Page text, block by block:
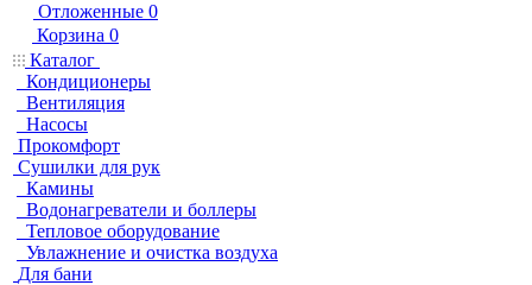
Отложенные 0
Корзина 0
Каталог
Кондиционеры
Вентиляция
Насосы
Прокомфорт
Сушилки для рук
Камины
Водонагреватели и боллеры
Тепловое оборудование
Увлажнение и очистка воздуха
Для бани